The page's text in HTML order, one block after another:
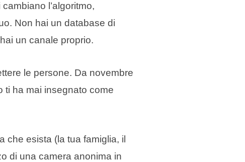
l’algoritmo,
Non hai un database di
un canale proprio.
le persone. Da novembre
ti ha mai insegnato come
esista (la tua famiglia, il
di una camera anonima in